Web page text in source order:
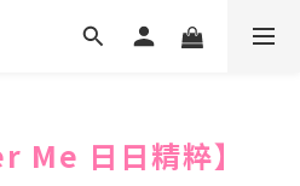
Me 日日精粹】